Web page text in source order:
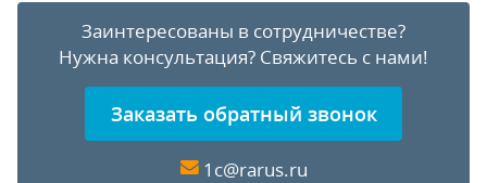
Заинтересованы в сотрудничестве?
Нужна консультация? Свяжитесь с нами!
Заказать обратный звонок
1c@rarus.ru